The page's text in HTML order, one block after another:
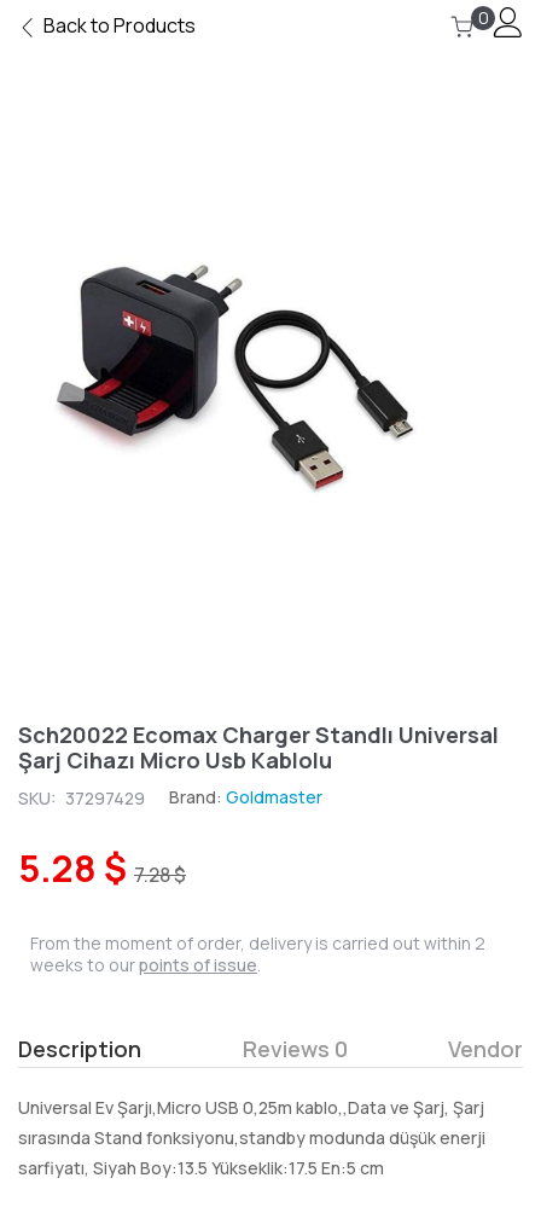
Back to Products 0
Sch20022 Ecomax Charger Standlı Universal
Şarj Cihazı Micro Usb Kablolu
SKU: 37297429 Brand: Goldmaster
5.28 $ 7.28 $
From the moment of order, delivery is carried out within 2
weeks to ourpoints of issue.
Description Reviews 0 Vendor
Universal Ev Şarjı,Micro USB 0,25m kablo,,Data ve Şarj, Şarj
sırasında Stand fonksiyonu,standby modunda düşük enerji
sarfiyatı, Siyah Boy:13.5 Yükseklik:17.5 En:5 cm